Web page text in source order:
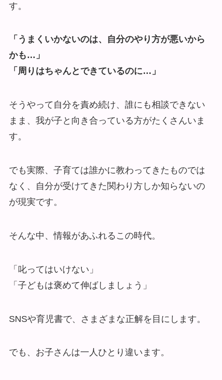
す。
「うまくいかないのは、自分のやり方が悪いから
かも…」
「周りはちゃんとできているのに…」
そうやって自分を責め続け、誰にも相談できない
まま、我が子と向き合っている方がたくさんいま
す。
でも実際、子育ては誰かに教わってきたものでは
なく、自分が受けてきた関わり方しか知らないの
が現実です。
そんな中、情報があふれるこの時代。
「叱ってはいけない」
「子どもは褒めて伸ばしましょう」
SNSや育児書で、さまざまな正解を目にします。
でも、お子さんは一人ひとり違います。